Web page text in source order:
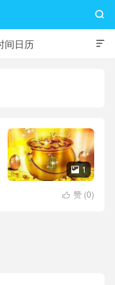

间日历

 1
 赞 (0)